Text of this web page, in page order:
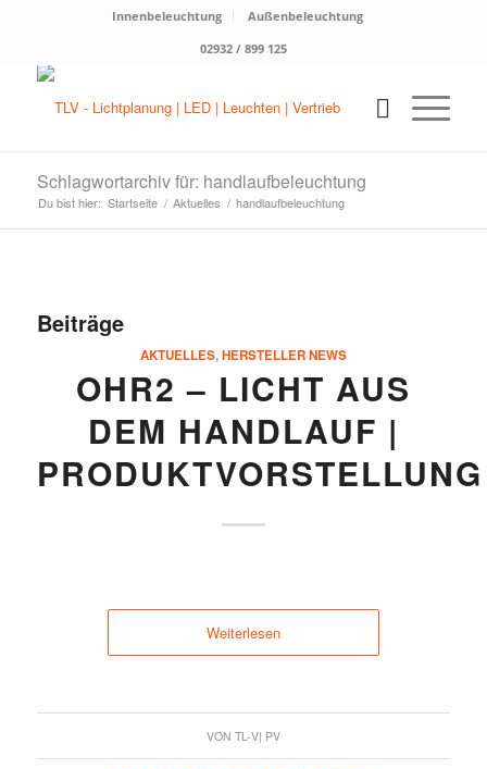
Innenbeleuchtung
Außenbeleuchtung
02932 / 899 125
Schlagwortarchiv für: handlaufbeleuchtung
Du bist hier: Startseite / Aktuelles / handlaufbeleuchtung
Beiträge
AKTUELLES,HERSTELLER NEWS
OHR2 – LICHT AUS
DEM HANDLAUF |
PRODUKTVORSTELLUNG
Weiterlesen
VON TL-V| PV